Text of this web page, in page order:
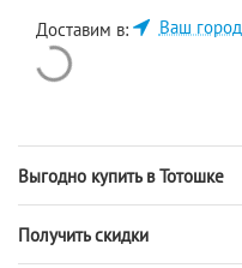
Доставим в: Ваш город
Выгодно купить в Тотошке
Получить скидки